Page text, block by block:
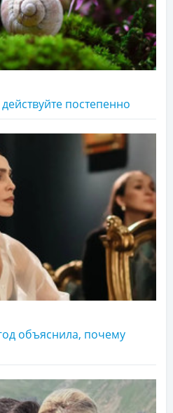
постепенно
объяснила, почему